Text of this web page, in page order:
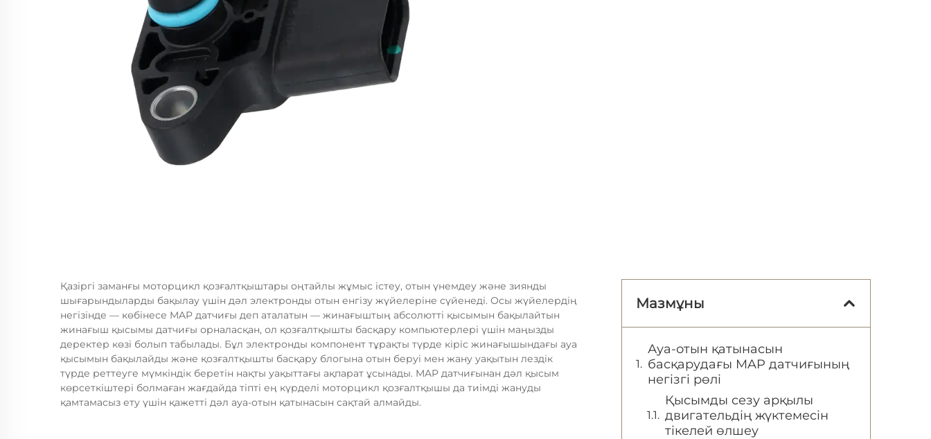
Қазіргі заманғы моторцикл қозғалтқыштары оңтайлы жұмыс істеу, отын үнемдеу және зиянды
шығарындыларды бақылау үшін дәл электронды отын енгізу жүйелеріне сүйенеді. Осы жүйелердің
негізінде — көбінесе MAP датчиғы деп аталатын — жинағыштың абсолютті қысымын бақылайтын
жинағыш қысымы датчиғы орналасқан, ол қозғалтқышты басқару компьютерлері үшін маңызды
деректер көзі болып табылады. Бұл электронды компонент тұрақты түрде кіріс жинағышындағы ауа
қысымын бақылайды және қозғалтқышты басқару блогына отын беруі мен жану уақытын лездік
түрде реттеуге мүмкіндік беретін нақты уақыттағы ақпарат ұсынады. MAP датчиғынан дәл қысым
көрсеткіштері болмаған жағдайда тіпті ең күрделі моторцикл қозғалтқышы да тиімді жануды
қамтамасыз ету үшін қажетті дәл ауа-отын қатынасын сақтай алмайды.
Мазмұны
Ауа-отын қатынасын
басқарудағы MAP датчиғының
негізгі рөлі
Қысымды сезу арқылы
двигательдің жүктемесін
тікелей өлшеу